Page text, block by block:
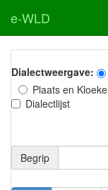
e-WLD
Dialectweergave:
Plaats en Kloeke
Dialectlijst
Begrip